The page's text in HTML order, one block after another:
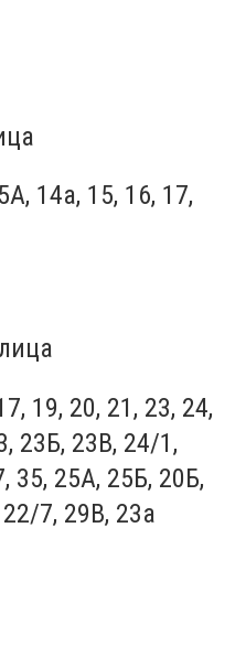
14а, 15, 16, 17,
19, 20, 21, 23, 24,
23Б, 23В, 24/1,
35, 25А, 25Б, 20Б,
7, 29В, 23а